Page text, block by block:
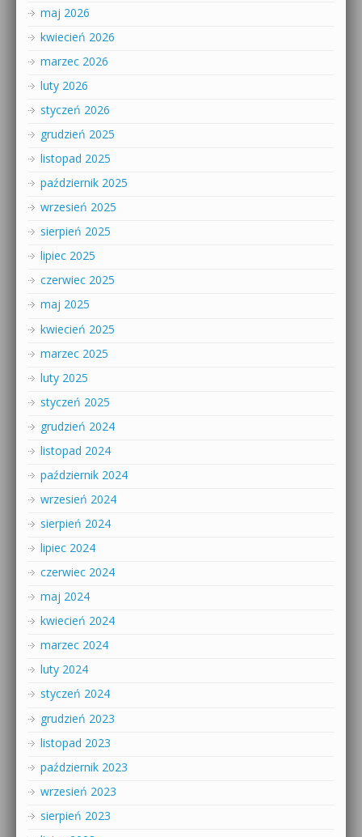
maj 2026
kwiecień 2026
marzec 2026
luty 2026
styczeń 2026
grudzień 2025
listopad 2025
październik 2025
wrzesień 2025
sierpień 2025
lipiec 2025
czerwiec 2025
maj 2025
kwiecień 2025
marzec 2025
luty 2025
styczeń 2025
grudzień 2024
listopad 2024
październik 2024
wrzesień 2024
sierpień 2024
lipiec 2024
czerwiec 2024
maj 2024
kwiecień 2024
marzec 2024
luty 2024
styczeń 2024
grudzień 2023
listopad 2023
październik 2023
wrzesień 2023
sierpień 2023